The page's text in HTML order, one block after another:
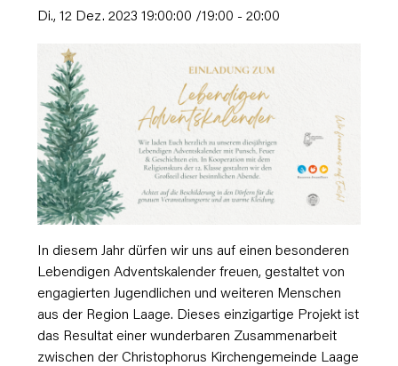
Di., 12 Dez. 2023 19:00:00 /19:00 -20:00
In diesem Jahr dürfen wir uns auf einen besonderen
Lebendigen Adventskalender freuen, gestaltet von
engagierten Jugendlichen und weiteren Menschen
aus der Region Laage. Dieses einzigartige Projekt ist
das Resultat einer wunderbaren Zusammenarbeit
zwischen der Christophorus Kirchengemeinde Laage